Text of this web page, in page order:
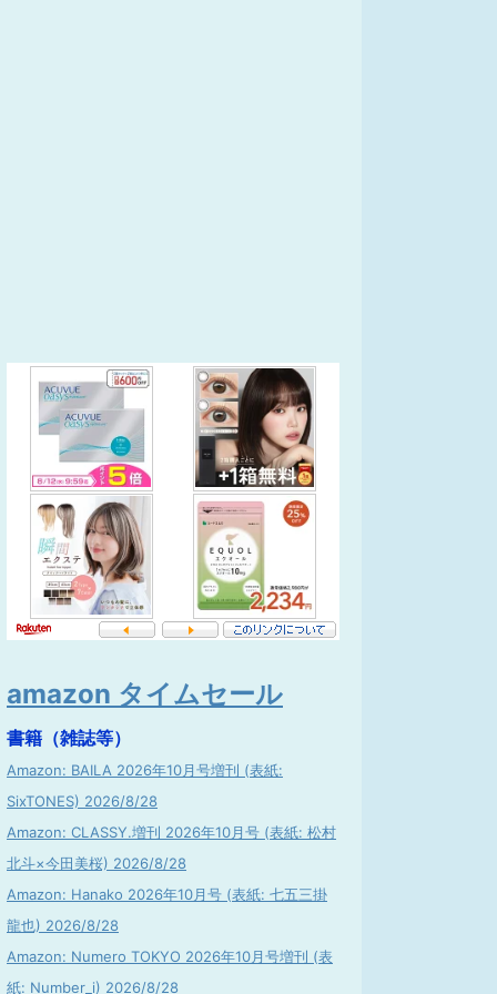
amazon タイムセール
書籍（雑誌等）
Amazon: BAILA 2026年10月号増刊 (表紙:
SixTONES) 2026/8/28
Amazon: CLASSY.増刊 2026年10月号 (表紙: 松村
北斗×今田美桜) 2026/8/28
Amazon: Hanako 2026年10月号 (表紙: 七五三掛
龍也) 2026/8/28
Amazon: Numero TOKYO 2026年10月号増刊 (表
紙: Number_i) 2026/8/28